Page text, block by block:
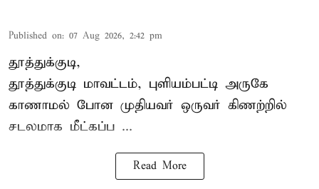
Published on: 07 Aug 2026, 2:42 pm
தூத்துக்குடி,
தூத்துக்குடி மாவட்டம், புளியம்பட்டி அருகே
காணாமல் போன முதியவர் ஒருவர் கிணற்றில்
சடலமாக மீட்கப்ப ...
Read More